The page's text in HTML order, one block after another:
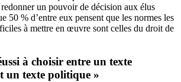
un pouvoir de décision aux élus
50 % d’entre eux pensent que les normes les
à mettre en œuvre sont celles du droit de
à choisir entre un texte
un texte politique »